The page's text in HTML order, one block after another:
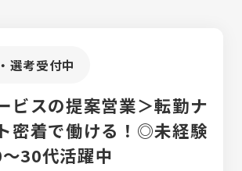
選考受付中
ビスの提案営業＞転勤ナ
密着で働ける！◎未経験
30代活躍中